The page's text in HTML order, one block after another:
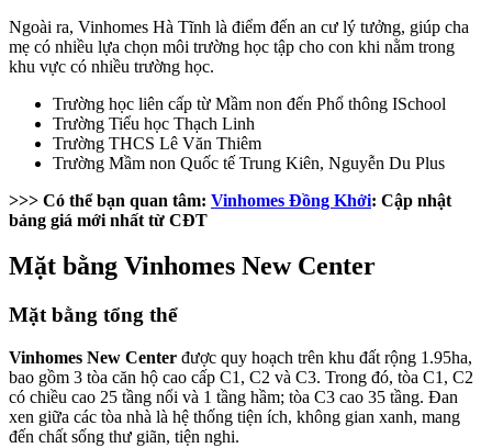
Ngoài ra, Vinhomes Hà Tĩnh là điểm đến an cư lý tưởng, giúp cha
mẹ có nhiều lựa chọn môi trường học tập cho con khi nằm trong
khu vực có nhiều trường học.
Trường học liên cấp từ Mầm non đến Phổ thông ISchool
Trường Tiểu học Thạch Linh
Trường THCS Lê Văn Thiêm
Trường Mầm non Quốc tế Trung Kiên, Nguyễn Du Plus
>>> Có thể bạn quan tâm: Vinhomes Đồng Khởi: Cập nhật
bảng giá mới nhất từ CĐT
Mặt bằng Vinhomes New Center
Mặt bằng tổng thể
Vinhomes New Center được quy hoạch trên khu đất rộng 1.95ha,
bao gồm 3 tòa căn hộ cao cấp C1, C2 và C3. Trong đó, tòa C1, C2
có chiều cao 25 tầng nổi và 1 tầng hầm; tòa C3 cao 35 tầng. Đan
xen giữa các tòa nhà là hệ thống tiện ích, không gian xanh, mang
đến chất sống thư giãn, tiện nghi.